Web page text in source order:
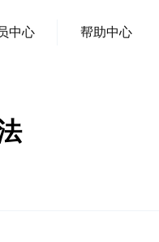
中心 帮助中心